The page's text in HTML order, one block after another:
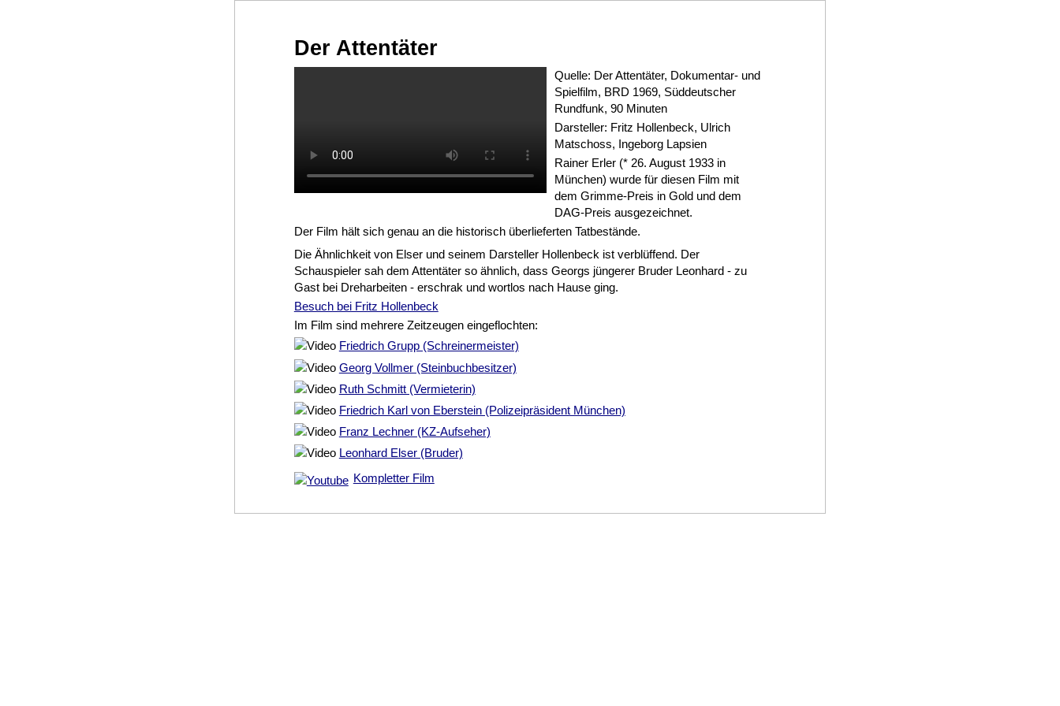
Der Attentäter
Quelle: Der Attentäter, Dokumentar- und
Spielfilm, BRD 1969, Süddeutscher
Rundfunk, 90 Minuten
Darsteller: Fritz Hollenbeck, Ulrich
Matschoss, Ingeborg Lapsien
Rainer Erler (* 26. August 1933 in
München) wurde für diesen Film mit
dem Grimme-Preis in Gold und dem
DAG-Preis ausgezeichnet.
Der Film hält sich genau an die historisch überlieferten Tatbestände.
Die Ähnlichkeit von Elser und seinem Darsteller Hollenbeck ist verblüffend. Der
Schauspieler sah dem Attentäter so ähnlich, dass Georgs jüngerer Bruder Leonhard - zu
Gast bei Dreharbeiten - erschrak und wortlos nach Hause ging.
Besuch bei Fritz Hollenbeck
Im Film sind mehrere Zeitzeugen eingeflochten:
Friedrich Grupp (Schreinermeister)
Georg Vollmer (Steinbuchbesitzer)
Ruth Schmitt (Vermieterin)
Friedrich Karl von Eberstein (Polizeipräsident München)
Franz Lechner (KZ-Aufseher)
Leonhard Elser (Bruder)
Kompletter Film